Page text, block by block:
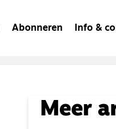
Abonneren Info &
Meer